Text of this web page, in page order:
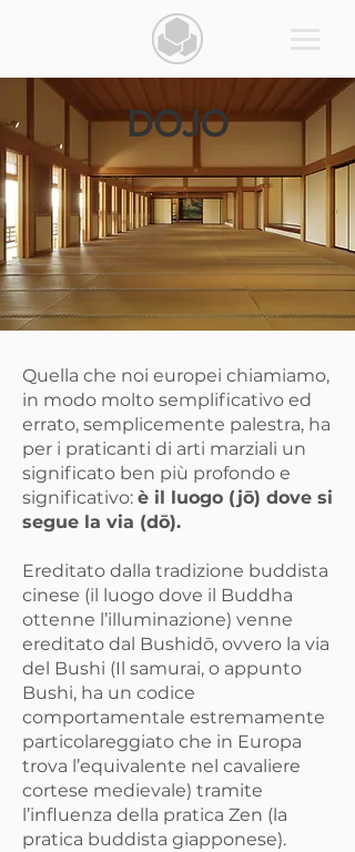
DOJO
Quella che noi europei chiamiamo,
in modo molto semplificativo ed
errato, semplicemente palestra, ha
per i praticanti di arti marziali un
significato ben più profondo e
significativo: è il luogo (jō) dove si
segue la via (dō).
Ereditato dalla tradizione buddista
cinese (il luogo dove il Buddha
ottenne l’illuminazione) venne
ereditato dal Bushidō, ovvero la via
del Bushi (Il samurai, o appunto
Bushi, ha un codice
comportamentale estremamente
particolareggiato che in Europa
trova l’equivalente nel cavaliere
cortese medievale) tramite
l’influenza della pratica Zen (la
pratica buddista giapponese).